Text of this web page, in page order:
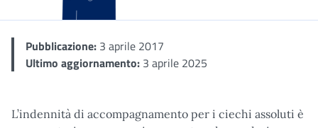
Dettaglio
Pubblicazione: 3 aprile 2017
Ultimo aggiornamento: 3 aprile 2025
L’indennità di accompagnamento per i ciechi assoluti è